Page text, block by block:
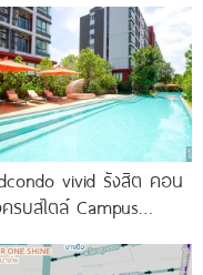
vivid รังสิต คอน
ครบสไตล์ Campus
รับ-ส่ง